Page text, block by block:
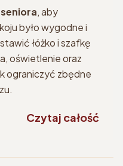
, aby
było wygodne i
łóżko i szafkę
oświetlenie oraz
ograniczyć zbędne
Czytaj całość